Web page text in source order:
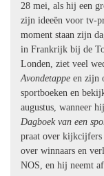
28 mei, als hij een
zijn ideeën voor tv-
moment staan zijn
in Frankrijk bij de
Londen, ziet veel
Avondetappe en zijn
sportboeken en
augustus, wanneer
Dagboek van een
praat over kijkcijfers
over winnaars en
NOS, en hij neemt